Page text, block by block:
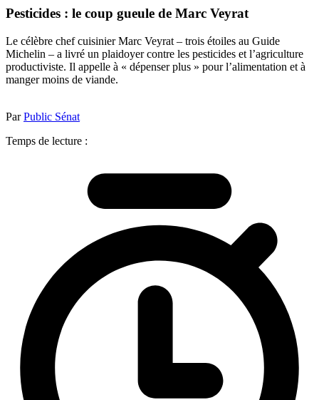
Pesticides : le coup gueule de Marc Veyrat
Le célèbre chef cuisinier Marc Veyrat – trois étoiles au Guide
Michelin – a livré un plaidoyer contre les pesticides et l’agriculture
productiviste. Il appelle à « dépenser plus » pour l’alimentation et à
manger moins de viande.
ParPublic Sénat
Temps de lecture :